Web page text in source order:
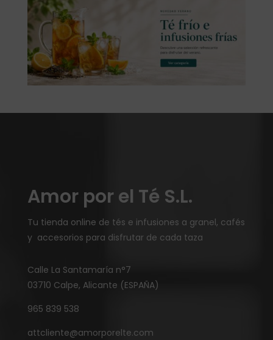
Amor por el Té S.L.
Tu tienda online de tés e infusiones a granel, cafés
y accesorios para disfrutar de cada taza
Calle La Santamaría n°7
03710 Calpe, Alicante (ESPAÑA)
965 839 538
attcliente@amorporelte.com